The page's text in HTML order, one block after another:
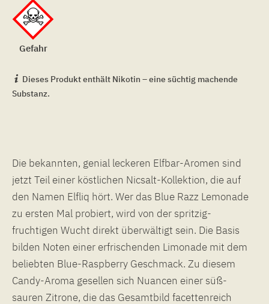
Gefahr
Dieses Produkt enthält Nikotin – eine süchtig machende
Substanz.
Die bekannten, genial leckeren Elfbar-Aromen sind
jetzt Teil einer köstlichen Nicsalt-Kollektion, die auf
den Namen Elfliq hört. Wer das Blue Razz Lemonade
zu ersten Mal probiert, wird von der spritzig-
fruchtigen Wucht direkt überwältigt sein. Die Basis
bilden Noten einer erfrischenden Limonade mit dem
beliebten Blue-Raspberry Geschmack. Zu diesem
Candy-Aroma gesellen sich Nuancen einer süß-
sauren Zitrone, die das Gesamtbild facettenreich